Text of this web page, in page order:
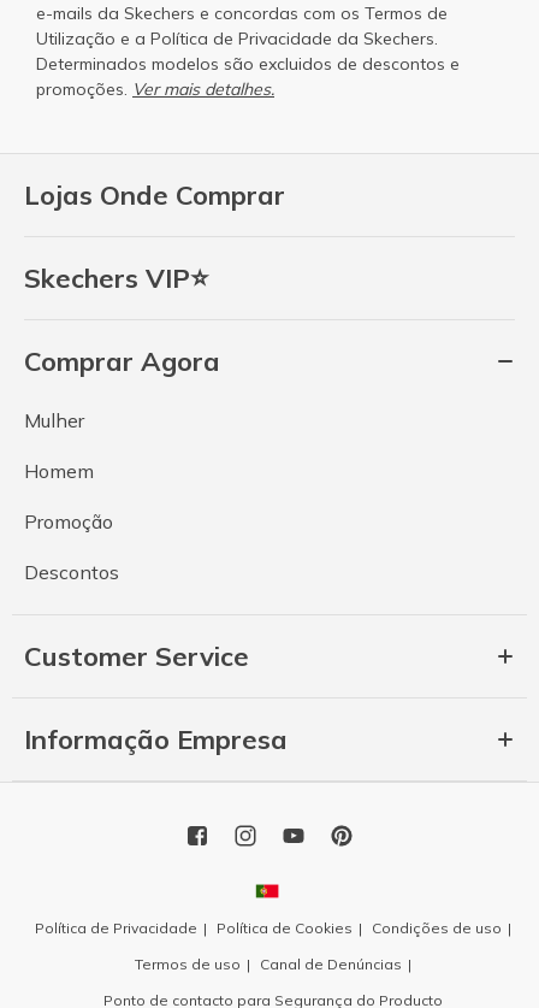
Lojas Onde Comprar
Skechers VIP⭐
Comprar Agora
Mulher
Homem
Promoção
Descontos
Customer Service
Informação Empresa
e-mails da Skechers e concordas com os Termos de
Utilização e a Política de Privacidade da Skechers.
Determinados modelos são excluidos de descontos e
promoções. Ver mais detalhes.
Política de Privacidade Política de Cookies
Condições de uso
Termos de uso
Canal de Denúncias
Ponto de contacto para Segurança do Producto